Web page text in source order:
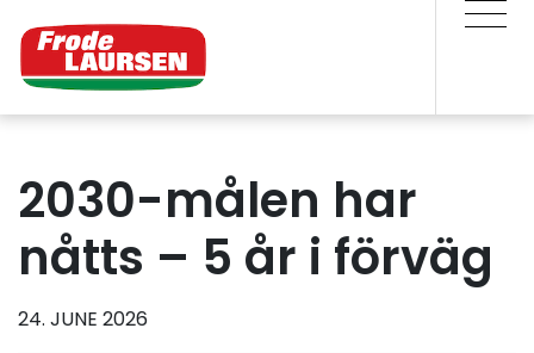
2030-målen har
nåtts – 5 år i förväg
24. JUNE 2026